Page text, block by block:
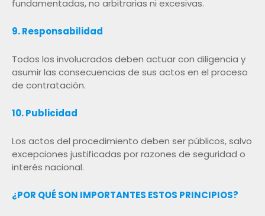
fundamentadas, no arbitrarias ni excesivas.
9. Responsabilidad
Todos los involucrados deben actuar con diligencia y
asumir las consecuencias de sus actos en el proceso
de contratación.
10. Publicidad
Los actos del procedimiento deben ser públicos, salvo
excepciones justificadas por razones de seguridad o
interés nacional.
¿POR QUÉ SON IMPORTANTES ESTOS PRINCIPIOS?